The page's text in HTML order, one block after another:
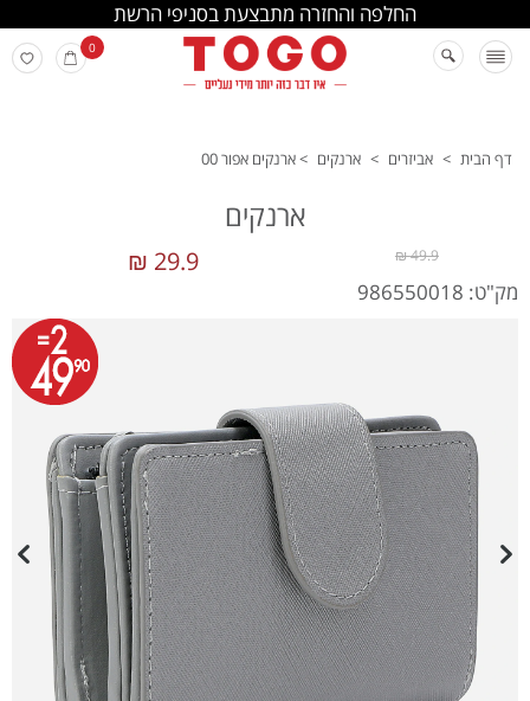
החלפה והחזרה מתבצעת בסניפי הרשת
0
דף הבית > אביזרים > ארנקים >ארנקים אפור 00
ארנקים
29.9 ₪ 49.9 ₪
מק"ט: 986550018